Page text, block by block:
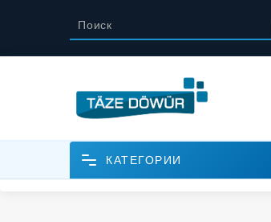
КАТЕГОРИИ